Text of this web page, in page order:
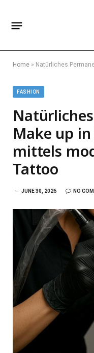
Home » Natürliches Permanent
FASHION
Make up
mittels
Tattoo
JUNE 30, 2026 NO